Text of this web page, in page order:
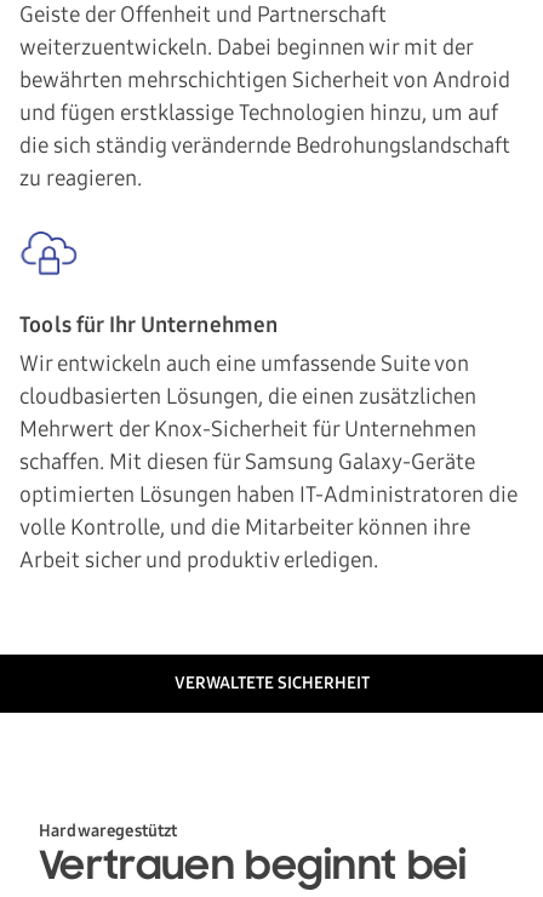
Geiste der Offenheit und Partnerschaft
weiterzuentwickeln. Dabei beginnen wir mit der
bewährten mehrschichtigen Sicherheit von Android
und fügen erstklassige Technologien hinzu, um auf
die sich ständig verändernde Bedrohungslandschaft
zu reagieren.
Tools für Ihr Unternehmen
Wir entwickeln auch eine umfassende Suite von
cloudbasierten Lösungen, die einen zusätzlichen
Mehrwert der Knox-Sicherheit für Unternehmen
schaffen. Mit diesen für Samsung Galaxy-Geräte
optimierten Lösungen haben IT-Administratoren die
volle Kontrolle, und die Mitarbeiter können ihre
Arbeit sicher und produktiv erledigen.
VERWALTETE SICHERHEIT
KONTINUIERLICHER SCHUTZ
Hardwaregestützt
Vertrauen beginnt bei